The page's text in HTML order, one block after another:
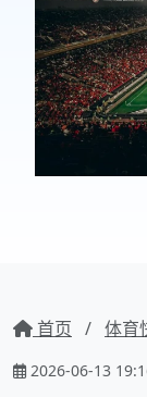
首页 / 体育
2026-06-13